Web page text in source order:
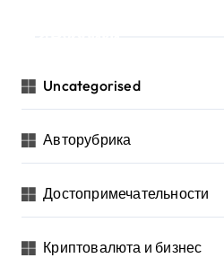
Uncategorised
Авторубрика
Достопримечательности
Криптовалюта и бизнес